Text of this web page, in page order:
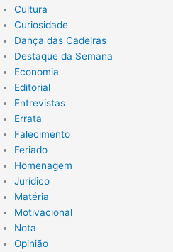
Cultura
Curiosidade
Dança das Cadeiras
Destaque da Semana
Economia
Editorial
Entrevistas
Errata
Falecimento
Feriado
Homenagem
Jurídico
Matéria
Motivacional
Nota
Opinião